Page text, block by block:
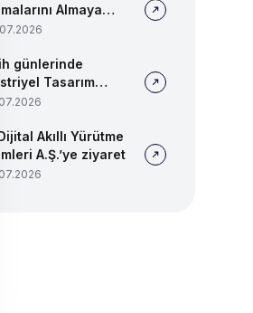
Almaya
günlerinde
Tasarım
tanıtmaya
Akıllı Yürütme
A.Ş.’ye ziyaret